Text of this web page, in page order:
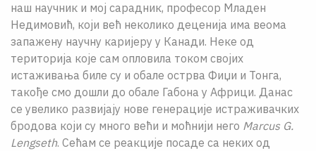
наш научник и мој сарадник, професор Младен
Недимовић, који већ неколико деценија има веома
запажену научну каријеру у Канади. Неке од
територија које сам опловила током својих
истаживања биле су и обале острва Фиџи и Тонга,
такође смо дошли до обале Габона у Африци. Данас
се увелико развијају нове генерације истраживачких
бродова који су много већи и моћнији него Marcus G.
Lengseth. Сећам се реакције посаде са неких од